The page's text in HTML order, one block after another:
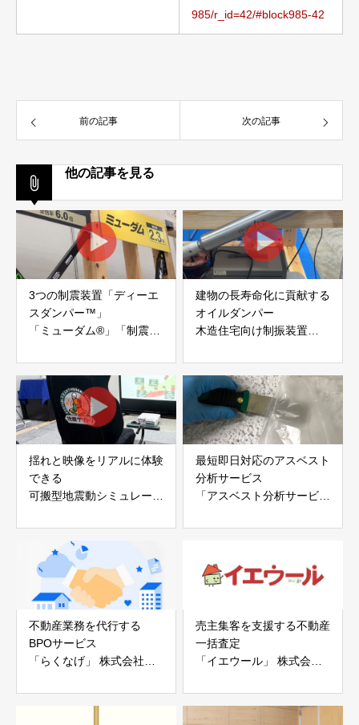
985/r_id=42/#block985-42
前の記事 次の記事
他の記事を見る
3つの制震装置「ディーエ
スダンパー™」
「ミューダム®」「制震テ
アイディールブレーン株式
会社
建物の長寿命化に貢献する
オイルダンパー
木造住宅向け制振装置
株式会社evoltz
揺れと映像をリアルに体験
できる
可搬型地震動シミュレータ
白山工業株式会社
最短即日対応のアスベスト
分析サービス
「アスベスト分析サービ
不動産業務を代行する
BPOサービス
「らくなげ」 株式会社い
売主集客を支援する不動産
一括査定
「イエウール」 株式会社